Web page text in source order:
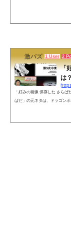
激バズ 1 User 2
「
は
「好みの画像 保存した さら
ばだ」の元ネタは、ドラゴン